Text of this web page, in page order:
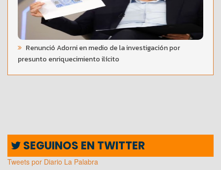
Renunció Adorni en medio de la investigación por
presunto enriquecimiento ilícito
SEGUINOS EN TWITTER
Tweets por Diario La Palabra